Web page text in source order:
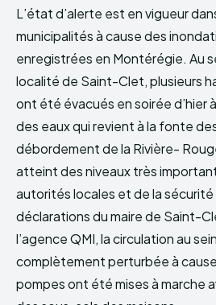
L’état d’alerte est en vigueur
municipalités à cause des
enregistrées en Montérégie. Au
localité de Saint-Clet, plusieurs
ont été évacués en soirée d’hier
des eaux qui revient à la fonte
débordement de la Rivière-
atteint des niveaux très
autorités locales et de la sécurité
déclarations du maire de Saint-
l’agence QMI, la circulation au
complètement perturbée à
pompes ont été mises à marche